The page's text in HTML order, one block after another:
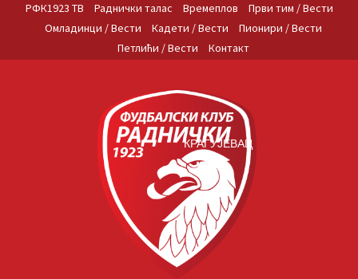
РФК1923 ТВ Раднички талас Времеплов
Први тим / Вести
Омладинци / Вести
Кадети / Вести
Пионири / Вести
Петлићи / Вести
Контакт
КРАГУЈЕВАЦ